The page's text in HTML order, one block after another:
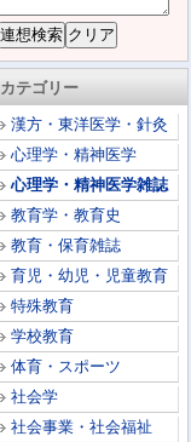
カテゴリー
漢方・東洋医学・針灸
心理学・精神医学
心理学・精神医学雑誌
教育学・教育史
教育・保育雑誌
育児・幼児・児童教育
特殊教育
学校教育
体育・スポーツ
社会学
社会事業・社会福祉